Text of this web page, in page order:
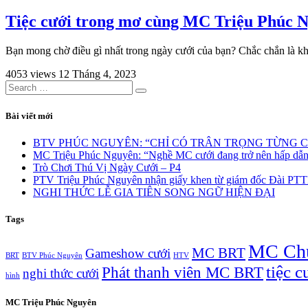
Tiệc cưới trong mơ cùng MC Triệu Phúc
Bạn mong chờ điều gì nhất trong ngày cưới của bạn? Chắc chắn
4053 views 12 Tháng 4, 2023
Bài viết mới
BTV PHÚC NGUYÊN: “CHỈ CÓ TRÂN TRỌNG TỪNG
MC Triệu Phúc Nguyên: “Nghề MC cưới đang trở nên hấp
Trò Chơi Thú Vị Ngày Cưới – P4
PTV Triệu Phúc Nguyên nhận giấy khen từ giám đốc Đài
NGHI THỨC LỄ GIA TIÊN SONG NGỮ HIỆN ĐẠI
Tags
BRT BTV Phúc Nguyên Gameshow cưới HTV MC BRTMC
hình nghi thức cưới Phát thanh viên MC BRTtiệc
MC Triệu Phúc Nguyên